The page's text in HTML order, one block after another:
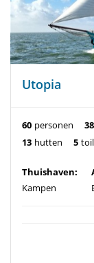
Utopia
60 personen 38
13 hutten 5
Thuishaven:
Kampen